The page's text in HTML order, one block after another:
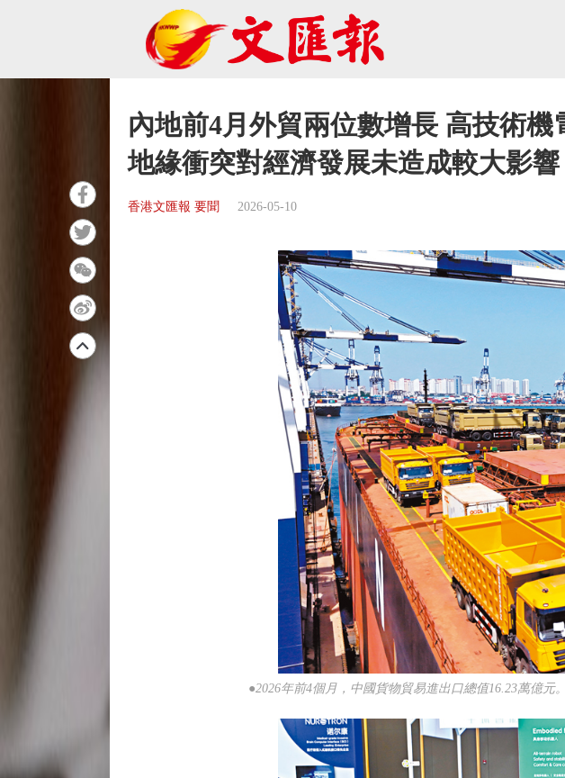
內地前4月外貿兩位數增長 高技術
地緣衝突對經濟發展未造成較大影響
香港文匯報 要聞 2026-05-10
●2026年前4個月，中國貨物貿易進出口總值16.23萬億